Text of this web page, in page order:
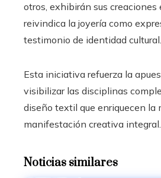
otros, exhibirán sus creaciones
reivindica la joyería como
testimonio de identidad cultural.
Esta iniciativa refuerza la
visibilizar las disciplinas
diseño textil que enriquecen la
manifestación creativa integral.
Noticias similares